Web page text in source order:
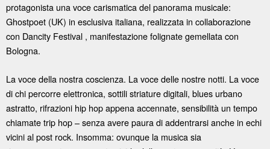
protagonista una voce carismatica del panorama musicale:
Ghostpoet (UK) in esclusiva italiana, realizzata in collaborazione
con Dancity Festival , manifestazione folignate gemellata con
Bologna.
La voce della nostra coscienza. La voce delle nostre notti. La voce
di chi percorre elettronica, sottili striature digitali, blues urbano
astratto, rifrazioni hip hop appena accennate, sensibilità un tempo
chiamate trip hop – senza avere paura di addentrarsi anche in echi
vicini al post rock. Insomma: ovunque la musica sia